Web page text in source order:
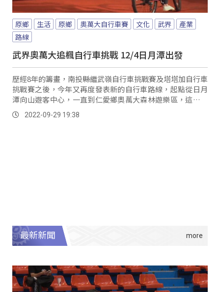
原鄉 生活 原鄉 奧萬大自行車賽 文化 武界
產業
路線
武界奧萬大追楓自行車挑戰 12/4日月潭出發
歷經8年的籌畫，南投縣繼武嶺自行車挑戰賽及塔塔加自行車
挑戰賽之後，今年又再度發表新的自行車路線，起點從日月
潭向山遊客中心，一直到仁愛鄉奧萬大森林遊樂區，這也是
南投目前唯一穿越最多原鄉部落的自行車路線，...。
2022-09-29 19:38
最新新聞